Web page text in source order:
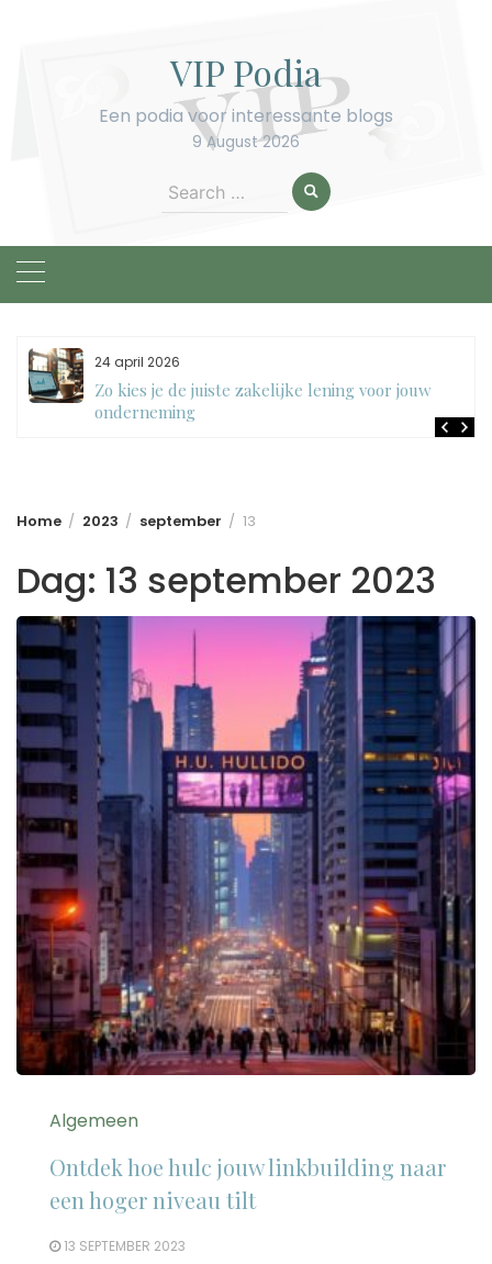
VIP Podia
Een podia voor interessante blogs
9 August 2026
Search
for:
24 april 2026
Zo kies je de juiste zakelijke lening voor jouw
onderneming
Home 2023 september 13
Dag: 13 september 2023
Algemeen
Ontdek hoe hulc jouw linkbuilding naar
een hoger niveau tilt
13 SEPTEMBER 2023